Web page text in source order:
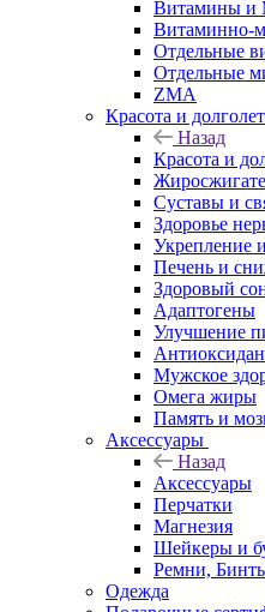
Витамины и
Витаминно-
Отдельные
Отдельные
ZMA
Красота и
Назад
Красота и
Суставы и
Здоровье
Укрепление
Печень и
Здоровый
Адаптогены
Улучшение
Мужское
Омега жиры
Память и
Аксессуары
Назад
Аксессуары
Перчатки
Магнезия
Шейкеры и
Ремни,
Одежда